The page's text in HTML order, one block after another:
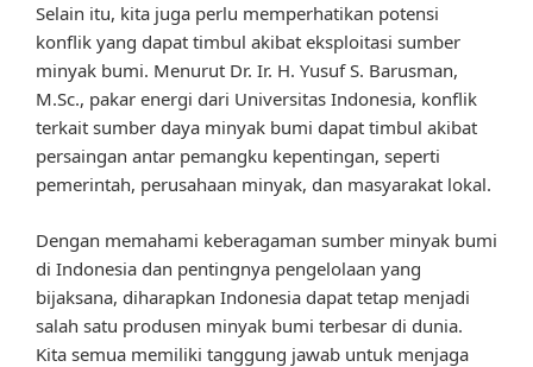
Selain itu, kita juga perlu memperhatikan potensi
konflik yang dapat timbul akibat eksploitasi sumber
minyak bumi. Menurut Dr. Ir. H. Yusuf S. Barusman,
M.Sc., pakar energi dari Universitas Indonesia, konflik
terkait sumber daya minyak bumi dapat timbul akibat
persaingan antar pemangku kepentingan, seperti
pemerintah, perusahaan minyak, dan masyarakat lokal.
Dengan memahami keberagaman sumber minyak bumi
di Indonesia dan pentingnya pengelolaan yang
bijaksana, diharapkan Indonesia dapat tetap menjadi
salah satu produsen minyak bumi terbesar di dunia.
Kita semua memiliki tanggung jawab untuk menjaga